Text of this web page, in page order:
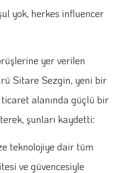
yok, herkes influencer
yer verilen
Sitare Sezgin, yeni bir
ticaret alanında güçlü bir
şunları kaydetti:
teknolojiye dair tüm
ve güvencesiyle